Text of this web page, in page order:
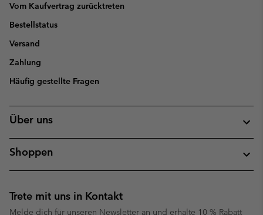
Vom Kaufvertrag zurücktreten
Bestellstatus
Versand
Zahlung
Häufig gestellte Fragen
Über uns
Shoppen
Trete mit uns in Kontakt
Melde dich für unseren Newsletter an und erhalte 10 % Rabatt